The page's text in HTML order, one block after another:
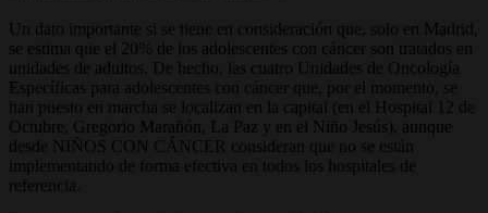
Un dato importante si se tiene en consideración que, solo en Madrid,
se estima que el 20% de los adolescentes con cáncer son tratados en
unidades de adultos. De hecho, las cuatro Unidades de Oncología
Específicas para adolescentes con cáncer que, por el momento, se
han puesto en marcha se localizan en la capital (en el Hospital 12 de
Octubre, Gregorio Marañón, La Paz y en el Niño Jesús), aunque
desde NIÑOS CON CÁNCER consideran que no se están
implementando de forma efectiva en todos los hospitales de
referencia.